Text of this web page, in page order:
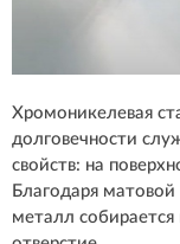
Хромоникелевая
долговечности
свойств: на
Благодаря
металл собирается